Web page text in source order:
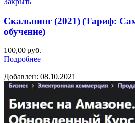
Скальпинг (2021) (Тариф:
обучение)
100,00 руб.
Подробнее
Добавлен: 08.10.2021